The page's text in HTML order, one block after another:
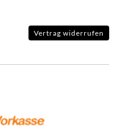
Vertrag widerrufen